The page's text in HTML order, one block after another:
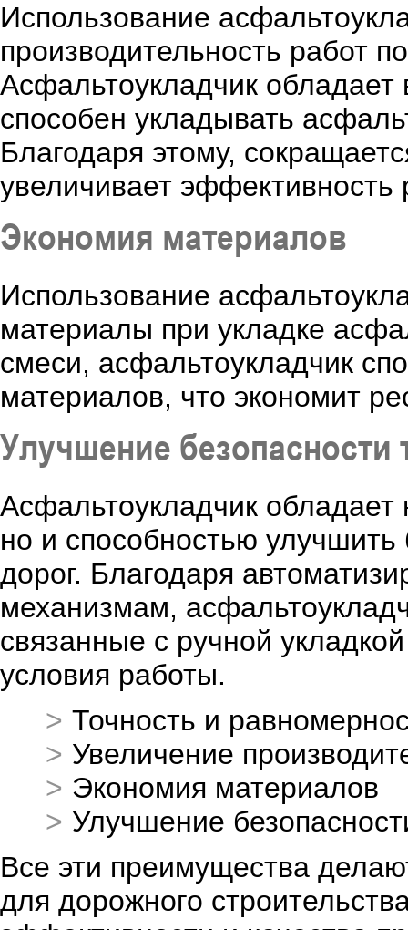
Использование
производительность работ
Асфальтоукладчик
способен укладывать
Благодаря этому,
увеличивает эффективность
Экономия материалов
Использование
материалы при укладке
смеси, асфальтоукладчик
материалов, что экономит
Улучшение безопасности
Асфальтоукладчик обладает
но и способностью улучшить
дорог. Благодаря
механизмам,
связанные с ручной
условия работы.
Точность и
Увеличение
Экономия материалов
Улучшение
Все эти преимущества
для дорожного